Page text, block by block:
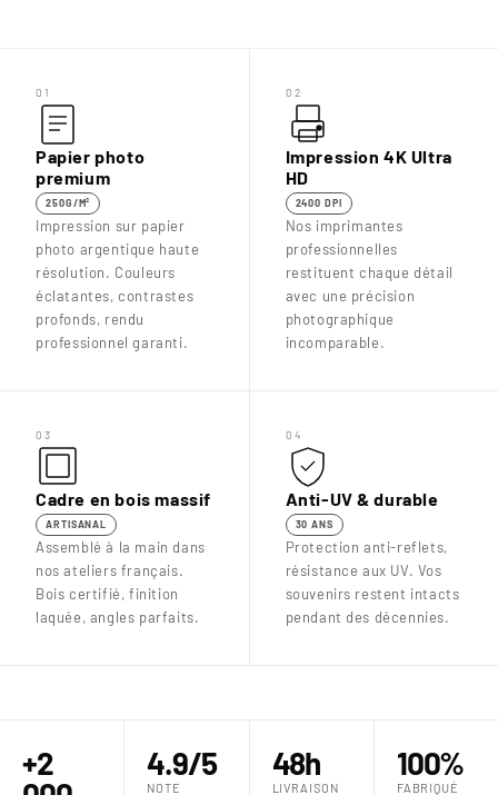
01
Papier photo
premium
250G/M²
Impression sur papier
photo argentique haute
résolution. Couleurs
éclatantes, contrastes
profonds, rendu
professionnel garanti.
02
Impression 4K Ultra
HD
2400 DPI
Nos imprimantes
professionnelles
restituent chaque détail
avec une précision
photographique
incomparable.
03
Cadre en bois massif
ARTISANAL
Assemblé à la main dans
nos ateliers français.
Bois certifié, finition
laquée, angles parfaits.
04
Anti-UV & durable
30 ANS
Protection anti-reflets,
résistance aux UV. Vos
souvenirs restent intacts
pendant des décennies.
+2
4.9/5
NOTE
48h
LIVRAISON
100%
FABRIQUÉ